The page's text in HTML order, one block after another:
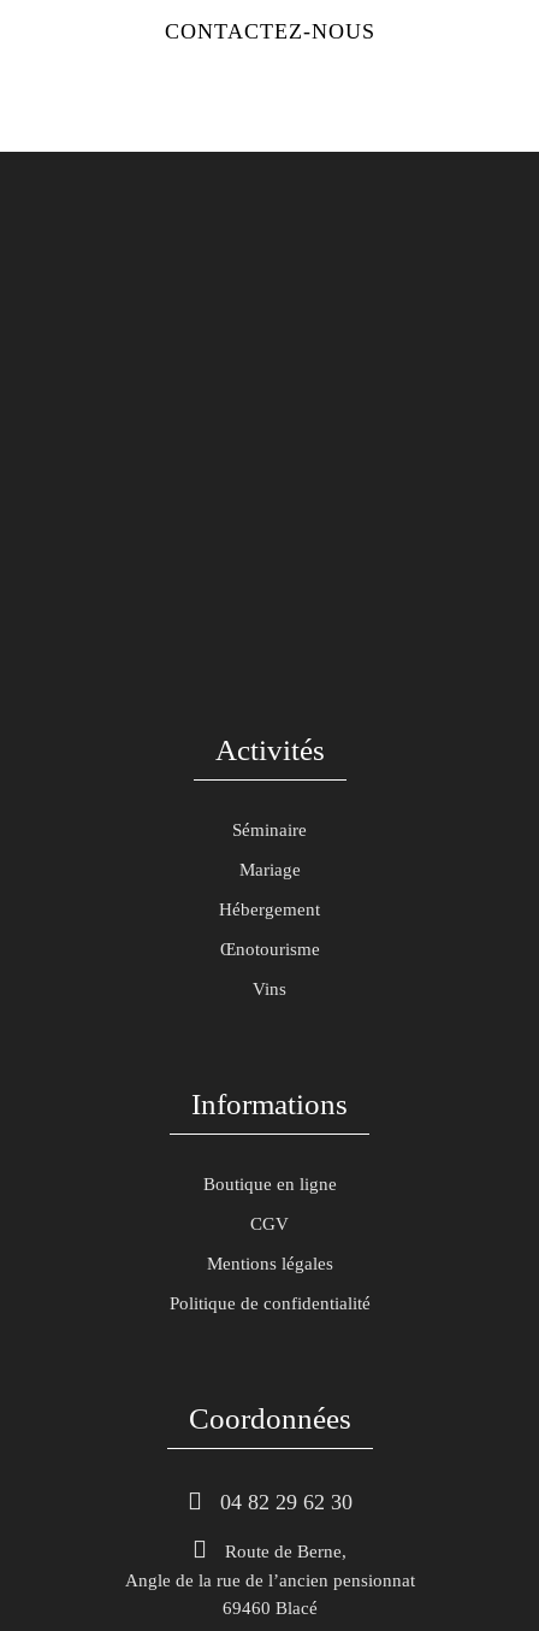
CONTACTEZ-NOUS
Activités
Séminaire
Mariage
Hébergement
Œnotourisme
Vins
Informations
Boutique en ligne
CGV
Mentions légales
Politique de confidentialité
Coordonnées
04 82 29 62 30
Route de Berne,
Angle de la rue de l’ancien pensionnat
69460 Blacé